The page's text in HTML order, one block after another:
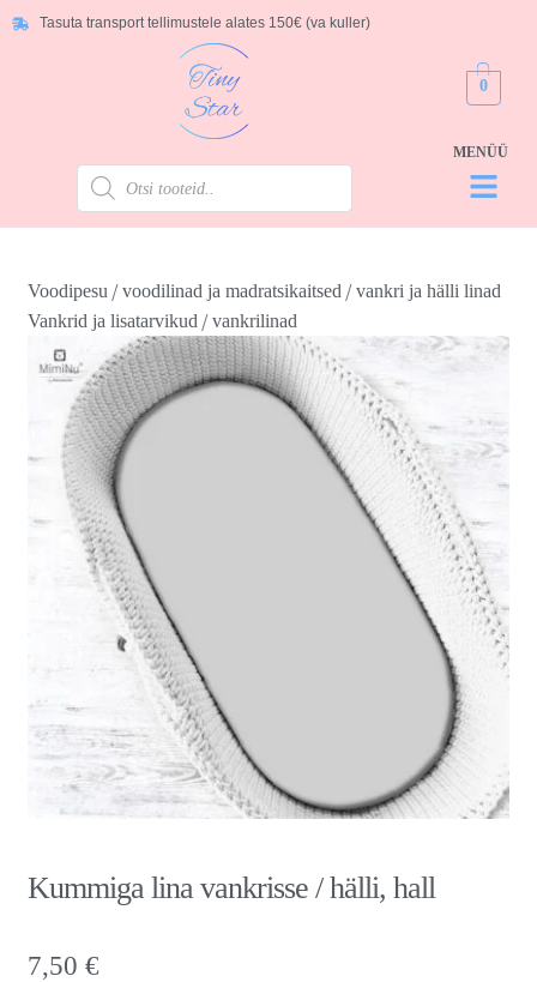
Tasuta transport tellimustele alates 150€ (va kuller)
0
Voodipesu/voodilinad ja madratsikaitsed/vankri ja hälli linad
Vankrid ja lisatarvikud/vankrilinad
Kummiga lina vankrisse / hälli, hall
7,50 €